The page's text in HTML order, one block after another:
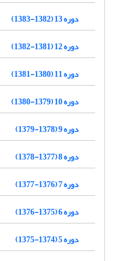
دوره 13 (1382-1383)
دوره 12 (1381-1382)
دوره 11 (1380-1381)
دوره 10 (1379-1380)
دوره 9 (1378-1379)
دوره 8 (1377-1378)
دوره 7 (1376-1377)
دوره 6 (1375-1376)
دوره 5 (1374-1375)